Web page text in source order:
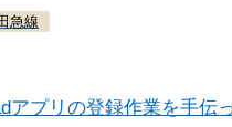
急線
プリの登録作業を手伝